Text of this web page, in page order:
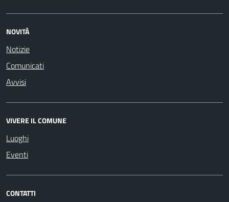
NOVITÀ
Notizie
Comunicati
Avvisi
VIVERE IL COMUNE
Luoghi
Eventi
CONTATTI